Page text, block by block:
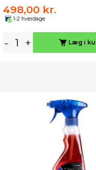
498,00 kr.
1-2 hverdage
- + Læg i